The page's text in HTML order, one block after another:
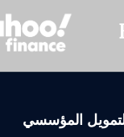
المؤسسي